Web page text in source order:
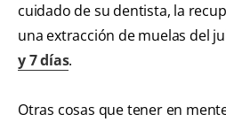
cuidado de su dentista, la
una extracción de muelas del
y 7 días.
Otras cosas que tener en